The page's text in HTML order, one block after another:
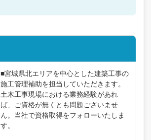
■宮城県北エリアを中心とした建築工事の
施工管理補助を担当していただきます。
土木工事現場における業務経験があれ
ば、ご資格が無くとも問題ございませ
ん。当社で資格取得をフォローいたしま
す。